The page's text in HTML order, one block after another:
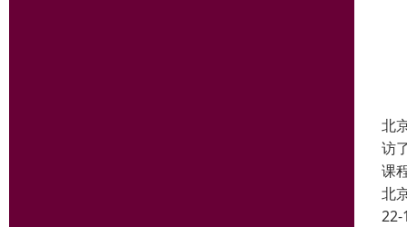
北
访
课
北
22-